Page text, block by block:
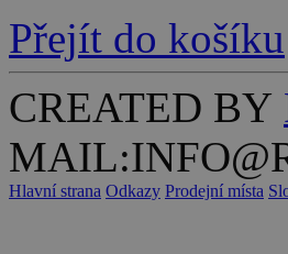
Přejít do košíku
CREATED BY
Hlavní strana Odkazy Prodejní místa